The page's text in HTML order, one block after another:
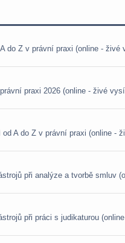
do Z v právní praxi (online - živé
praxi 2026 (online - živé
od A do Z v právní praxi (online -
při analýze a tvorbě smluv
při práci s judikaturou